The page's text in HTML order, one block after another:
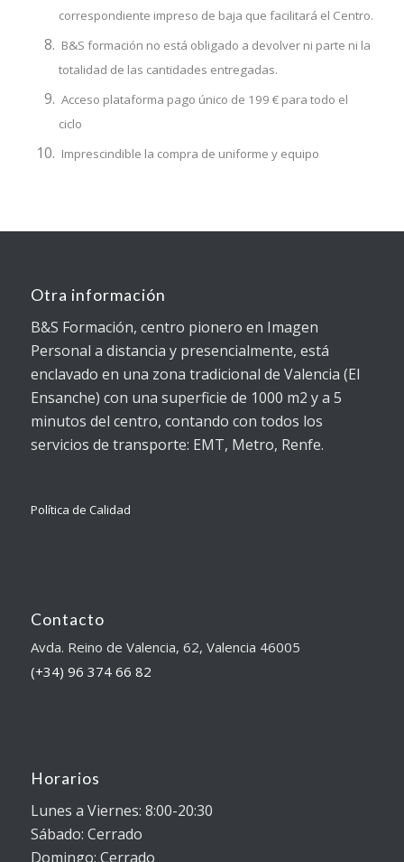
correspondiente impreso de baja que facilitará el Centro.
B&S formación no está obligado a devolver ni parte ni la
totalidad de las cantidades entregadas.
Acceso plataforma pago único de 199 € para todo el
ciclo
Imprescindible la compra de uniforme y equipo
Otra información
B&S Formación, centro pionero en Imagen
Personal a distancia y presencialmente, está
enclavado en una zona tradicional de Valencia (El
Ensanche) con una superficie de 1000 m2 y a 5
minutos del centro, contando con todos los
servicios de transporte: EMT, Metro, Renfe.
Política de Calidad
Contacto
Avda. Reino de Valencia, 62, Valencia 46005
(+34) 96 374 66 82
Horarios
Lunes a Viernes: 8:00-20:30
Sábado: Cerrado
Domingo: Cerrado